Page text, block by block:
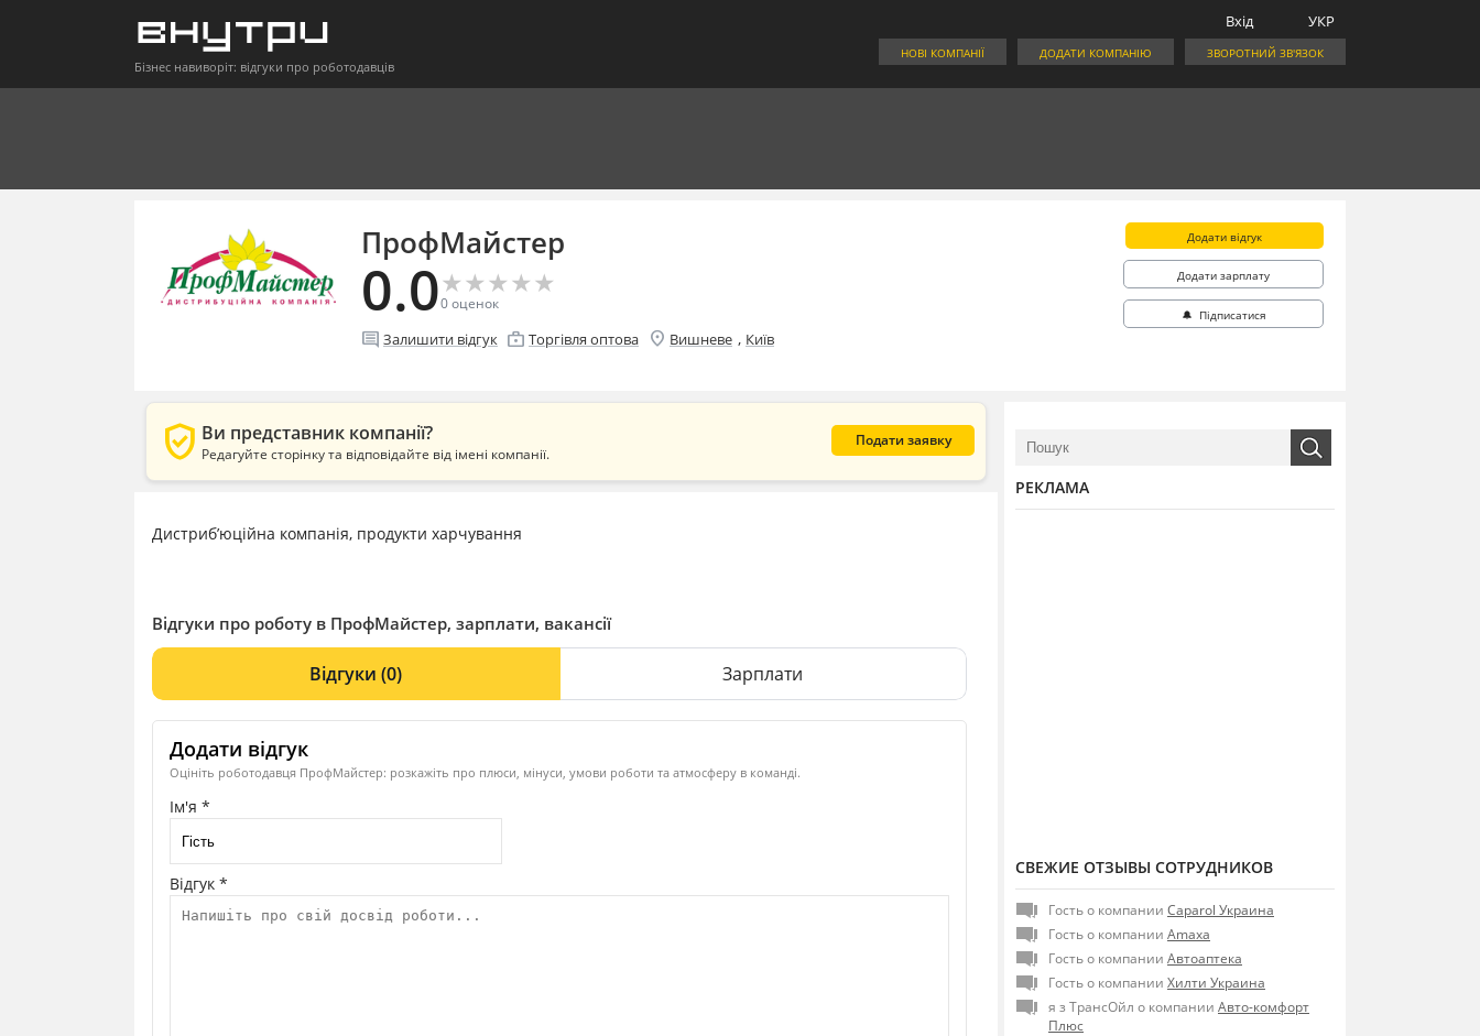
Бізнес навиворіт: відгуки про роботодавців
УКР
Вхід
ЗВОРОТНИЙ ЗВ'ЯЗОК
ДОДАТИ КОМПАНІЮ
НОВІ КОМПАНІЇ
ПрофМайстер
0.0★
★★
★★
★★
★★
★
0оценок
comment Залишити відгук enterprise Торгівля оптова location_on Вишневе , Київ
Додати відгук
Додати зарплату
🔔 Підписатися
verified_user Ви представник компанії?
Редагуйте сторінку та відповідайте від імені компанії.
Подати заявку
Дистриб’юційна компанія, продукти харчування
Відгуки про роботу в ПрофМайстер, зарплати, вакансії
Відгуки(0) Зарплати
Додати відгук
Оцініть роботодавця ПрофМайстер: розкажіть про плюси, мінуси, умови роботи та атмосферу в команді.
Ім'я *
Відгук *
РЕКЛАМА
СВЕЖИЕ ОТЗЫВЫ СОТРУДНИКОВ
Гость о компании Caparol Украина
Гость о компании Amaxa
Гость о компании Автоаптека
Гость о компании Хилти Украина
я з ТрансОйл о компании Авто-комфорт
Плюс